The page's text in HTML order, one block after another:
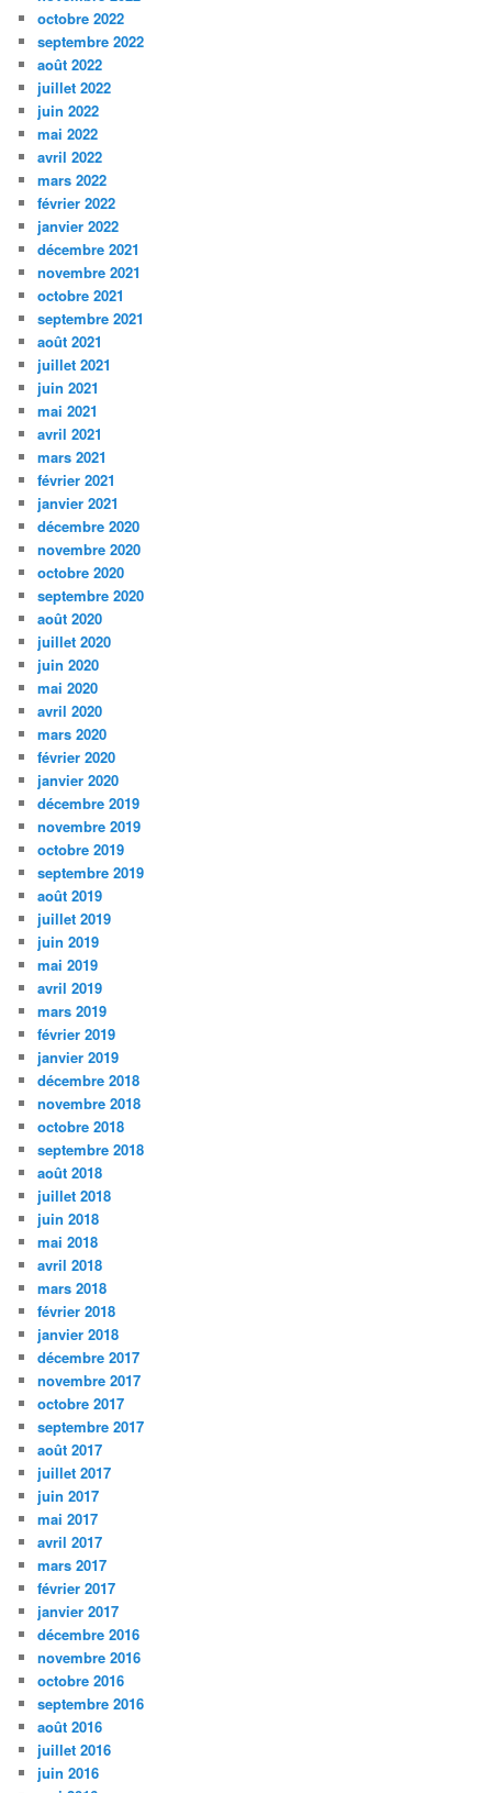
octobre 2022
septembre 2022
août 2022
juillet 2022
juin 2022
mai 2022
avril 2022
mars 2022
février 2022
janvier 2022
décembre 2021
novembre 2021
octobre 2021
septembre 2021
août 2021
juillet 2021
juin 2021
mai 2021
avril 2021
mars 2021
février 2021
janvier 2021
décembre 2020
novembre 2020
octobre 2020
septembre 2020
août 2020
juillet 2020
juin 2020
mai 2020
avril 2020
mars 2020
février 2020
janvier 2020
décembre 2019
novembre 2019
octobre 2019
septembre 2019
août 2019
juillet 2019
juin 2019
mai 2019
avril 2019
mars 2019
février 2019
janvier 2019
décembre 2018
novembre 2018
octobre 2018
septembre 2018
août 2018
juillet 2018
juin 2018
mai 2018
avril 2018
mars 2018
février 2018
janvier 2018
décembre 2017
novembre 2017
octobre 2017
septembre 2017
août 2017
juillet 2017
juin 2017
mai 2017
avril 2017
mars 2017
février 2017
janvier 2017
décembre 2016
novembre 2016
octobre 2016
septembre 2016
août 2016
juillet 2016
juin 2016